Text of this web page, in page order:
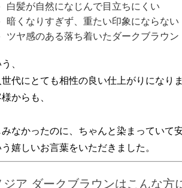
白髪が自然になじんで目立ちにくい
暗くなりすぎず、重たい印象にならない
ツヤ感のある落ち着いたダークブラウン
、
世代にとても相性の良い仕上がり になり
からも、
みなかったのに、ちゃんと染まっていて
う嬉しいお言葉をいただきました。
ジア ダークブラウンはこんな方